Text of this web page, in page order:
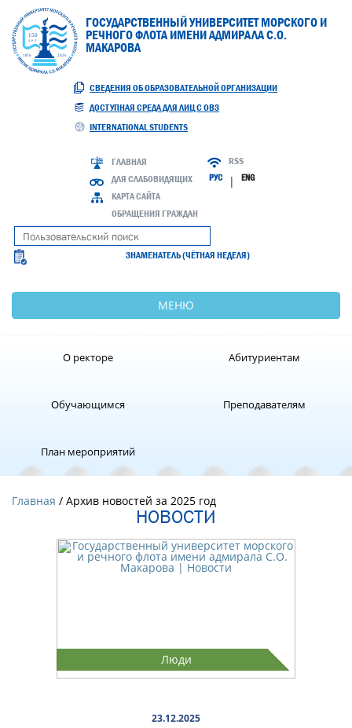
ГОСУДАРСТВЕННЫЙ УНИВЕРСИТЕТ МОРСКОГО И
РЕЧНОГО ФЛОТА ИМЕНИ АДМИРАЛА С.О.
МАКАРОВА
СВЕДЕНИЯ ОБ ОБРАЗОВАТЕЛЬНОЙ ОРГАНИЗАЦИИ
ДОСТУПНАЯ СРЕДА ДЛЯ ЛИЦ С ОВЗ
INTERNATIONAL STUDENTS
ГЛАВНАЯ
ДЛЯ СЛАБОВИДЯЩИХ
КАРТА САЙТА
ОБРАЩЕНИЯ ГРАЖДАН
RSS
РУС | ENG
ЗНАМЕНАТЕЛЬ (ЧЁТНАЯ НЕДЕЛЯ)
МЕНЮ
О ректоре Абитуриентам
Обучающимся Преподавателям
План мероприятий
Главная / Архив новостей за 2025 год
НОВОСТИ
Люди
23.12.2025